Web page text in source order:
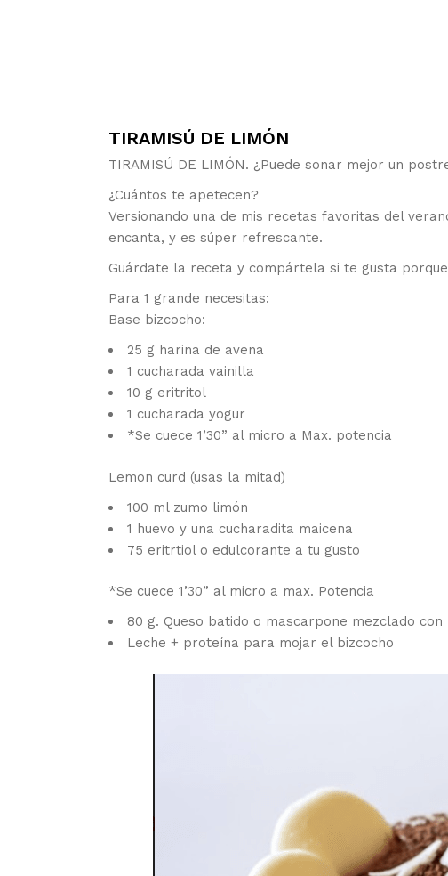
TIRAMISÚ DE LIMÓN
TIRAMISÚ DE LIMÓN. ¿Puede sonar mejor un
¿Cuántos te apetecen?
Versionando una de mis recetas favoritas del
encanta, y es súper refrescante.
Guárdate la receta y compártela si te gusta porque
Para 1 grande necesitas:
Base bizcocho:
25 g harina de avena
1 cucharada vainilla
10 g eritritol
1 cucharada yogur
*Se cuece 1’30” al micro a Max. potencia
Lemon curd (usas la mitad)
100 ml zumo limón
1 huevo y una cucharadita maicena
75 eritrtiol o edulcorante a tu gusto
*Se cuece 1’30” al micro a max. Potencia
80 g. Queso batido o mascarpone mezclado
Leche + proteína para mojar el bizcocho